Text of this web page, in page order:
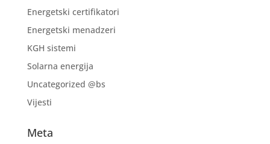
Energetski certifikatori
Energetski menadzeri
KGH sistemi
Solarna energija
Uncategorized @bs
Vijesti
Meta